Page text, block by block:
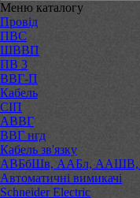
Меню каталогу
Провід
ПВС
ШВВП
ПВ 3
ВВГ-П
Кабель
СІП
АВВГ
ВВГ нгд
Кабель зв'язку
АВБбШв, ААБл, ААШВ,
Автоматичні вимикачі
Schneider Electric